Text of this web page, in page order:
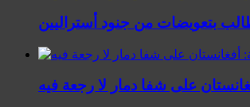
بتعويضات من جنود أستراليين
على شفا دمار لا رجعة فيه